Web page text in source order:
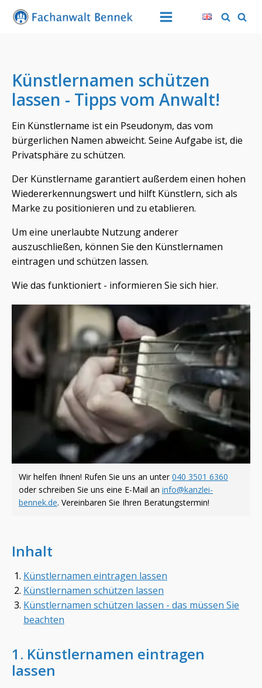
Künstlernamen schützen
lassen - Tipps vom Anwalt!
Ein Künstlername ist ein Pseudonym, das vom
bürgerlichen Namen abweicht. Seine Aufgabe ist, die
Privatsphäre zu schützen.
Der Künstlername garantiert außerdem einen hohen
Wiedererkennungswert und hilft Künstlern, sich als
Marke zu positionieren und zu etablieren.
Um eine unerlaubte Nutzung anderer
auszuschließen, können Sie den Künstlernamen
eintragen und schützen lassen.
Wie das funktioniert - informieren Sie sich hier.
Wir helfen Ihnen! Rufen Sie uns an unter 040 3501 6360
oder schreiben Sie uns eine E-Mail an info@kanzlei-
bennek.de. Vereinbaren Sie Ihren Beratungstermin!
Inhalt
Künstlernamen eintragen lassen
Künstlernamen schützen lassen
Künstlernamen schützen lassen - das müssen Sie
beachten
1. Künstlernamen eintragen
lassen